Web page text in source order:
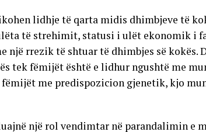
lidhje të qarta midis dhimbjeve të
të strehimit, statusi i ulët ekonomik i
një rrezik të shtuar të dhimbjes së kokës.
tek fëmijët është e lidhur ngushtë me
fëmijët me predispozicion gjenetik, kjo
një rol vendimtar në parandalimin e